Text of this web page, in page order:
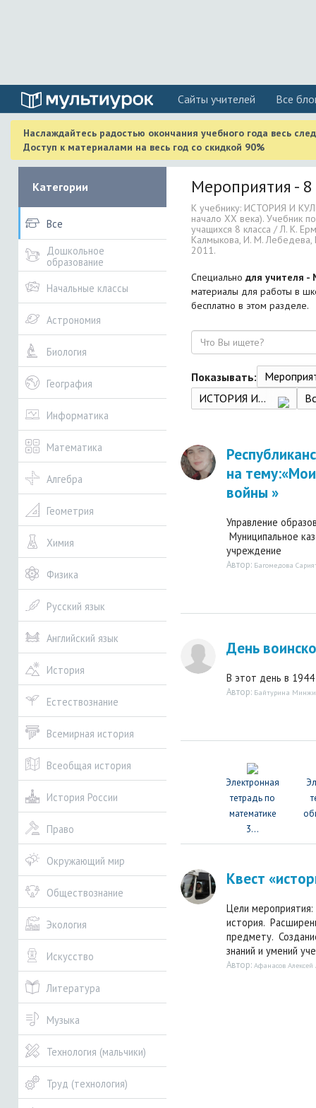
Cайты учителей Все
Наслаждайтесь радостью окончания учебного года весь
Доступ к материалами на весь год со скидкой 90%
Категории
Все
Дошкольное
образование
Начальные классы
Астрономия
Биология
География
Информатика
Математика
Алгебра
Геометрия
Химия
Физика
Русский язык
Английский язык
История
Естествознание
Всемирная история
Всеобщая история
История России
Право
Окружающий мир
Обществознание
Экология
Искусство
Литература
Музыка
Технология (мальчики)
Труд (технология)
Мероприятия - 8
К учебнику: ИСТОРИЯ И
начало XX века). Учебник
учащихся 8 класса / Л. К.
Калмыкова, И. М.
2011.
Специально для учителя -
материалы для работы в
бесплатно в этом разделе.
Поиск
Показывать:
ИСТОРИЯ И КУЛЬТУРА САНКТ-ПЕТЕРБУРГА. Часть 2. (XIX век - начало XX века). Учебник по истории и культуре Санкт-Петербурга для учащихся 8 класса / Л. К. Ермолаева, Н. Г. Захарова, Н. В. Казакова, Е. В. Калмыкова, И. М. Лебедева, Ю. А. Смирнова, Н. Г. Шейко — СПб, СМИО Пресс, 2011.
на
войны »
Управление
Муниципальное
Автор: Багомедова
День
В этот день в 1944
Автор: Байтурина
Электронная
тетрадь по
математике
3...
Квест
Цели
история.
предмету.
знаний и умений
Автор: Афанасов Алексей